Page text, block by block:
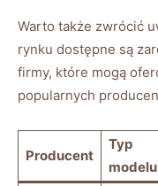
Warto także zwrócić
rynku dostępne są
firmy, które mogą
popularnych
Producent
Typ
modelu